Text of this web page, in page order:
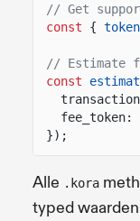
// Get
const
{
// Estimate
const
fee_token:
});
Alle .kora
typed